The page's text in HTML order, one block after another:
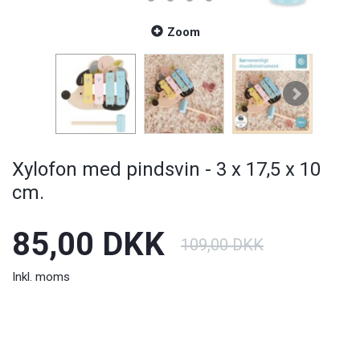
Zoom
Xylofon med pindsvin - 3 x 17,5 x 10
cm.
85,00 DKK 109,00 DKK
Inkl. moms